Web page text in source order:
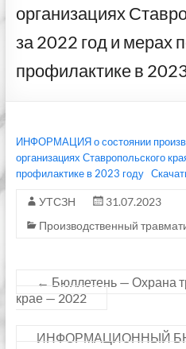
организациях
за 2022 год и мерах
профилактике в
ИНФОРМАЦИЯ о состоянии
организациях Ставропольского
профилактике в 2023 году
УТСЗН
31.07.2023
Производственный
← Бюллетень — Охрана
крае — 2022
ИНФОРМАЦИОННЫЙ